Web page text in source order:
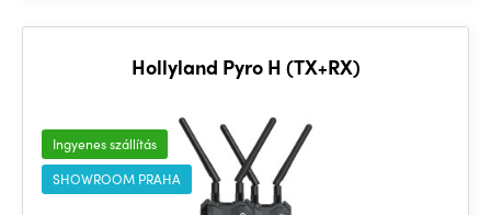
Hollyland Pyro H (TX+RX)
Ingyenes szállítás
SHOWROOM PRAHA